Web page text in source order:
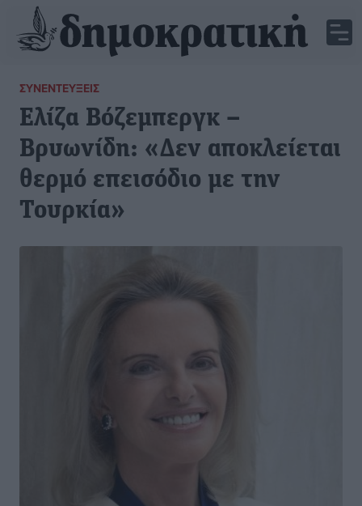
ΣΥΝΕΝΤΕΎΞΕΙΣ
Ελίζα Βόζεμπεργκ –
Βρυωνίδη: «Δεν αποκλείεται
θερμό επεισόδιο με την
Τουρκία»